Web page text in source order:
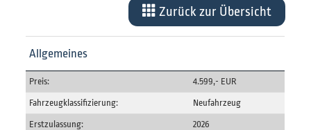
Zurück zur Übersicht
Allgemeines
Preis: 4.599,- EUR
Fahrzeugklassifizierung: Neufahrzeug
Erstzulassung: 2026